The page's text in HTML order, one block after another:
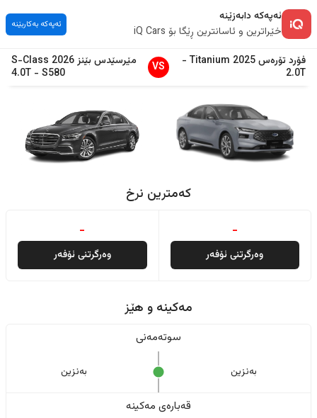
ئەپەکە دابەزێنە
خێراترین و ئاسانترین ڕێگا بۆ iQ Cars
ئەپەکە بەکاربێنە
فۆردتۆرەس2025
Titanium
-
2.0T
VS مێرسێدس بێنز S-Class 2026
S580
-
4.0T
کەمترین نرخ
-
وەرگرتنی ئۆفەر
-
وەرگرتنی ئۆفەر
مەکینە و هێز
سوتەمەنی
بەنزین بەنزین
قەبارەی مەکینە